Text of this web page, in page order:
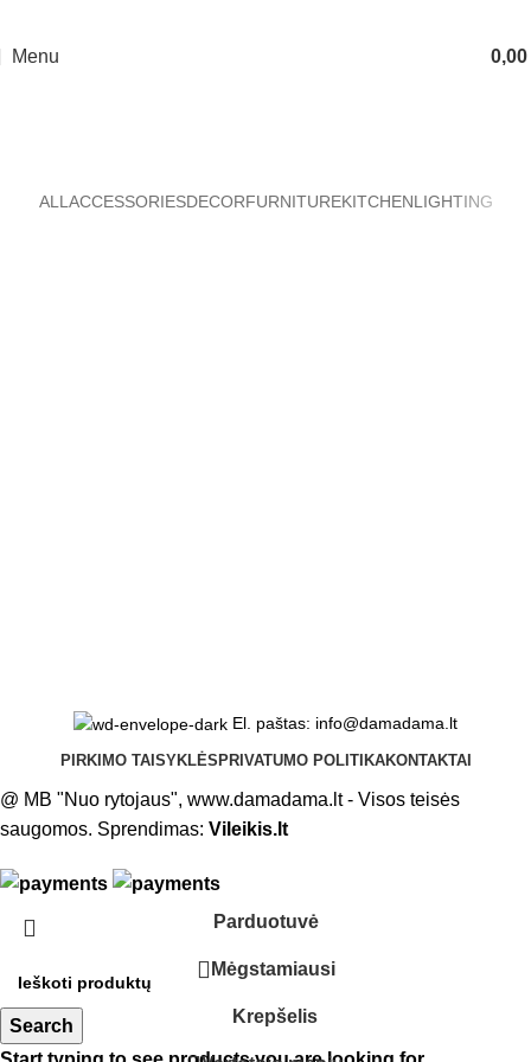
Menu 0,00
ALL ACCESSORIESDECORFURNITUREKITCHENLIGHTING
El. paštas: info@damadama.lt
PIRKIMO TAISYKLĖS PRIVATUMO POLITIKAKONTAKTAI
@ MB "Nuo rytojaus", www.damadama.lt - Visos teisės
saugomos. Sprendimas: Vileikis.lt
Search
Parduotuvė
Mėgstamiausi
Krepšelis